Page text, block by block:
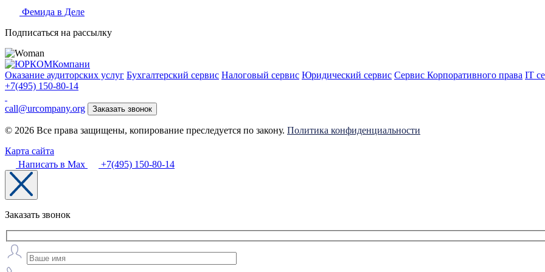
Фемида в Деле
Подписаться на рассылку
Оказание аудиторских услуг Бухгалтерский сервис Налоговый сервис Юридический сервис Сервис Корпоративного права IT
+7(495) 150-80-14
call@urcompany.org Заказать звонок
© 2026 Все права защищены, копирование преследуется по закону. Политика конфиденциальности
Карта сайта
Написать в Max
+7(495) 150-80-14
Заказать звонок